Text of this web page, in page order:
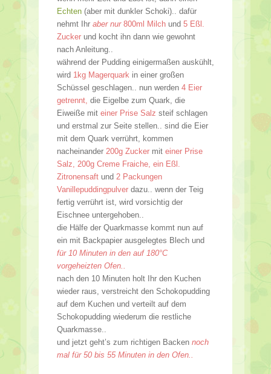
Echten (aber mit dunkler Schoki).. dafür
nehmt Ihr aber nur 800ml Milch und 5 Eßl.
Zucker und kocht ihn dann wie gewohnt
nach Anleitung..
während der Pudding einigermaßen auskühlt,
wird 1kg Magerquark in einer großen
Schüssel geschlagen.. nun werden 4 Eier
getrennt, die Eigelbe zum Quark, die
Eiweiße mit einer Prise Salz steif schlagen
und erstmal zur Seite stellen.. sind die Eier
mit dem Quark verrührt, kommen
nacheinander 200g Zucker mit einer Prise
Salz, 200g Creme Fraiche, ein Eßl.
Zitronensaft und 2 Packungen
Vanillepuddingpulver dazu.. wenn der Teig
fertig verrührt ist, wird vorsichtig der
Eischnee untergehoben..
die Hälfe der Quarkmasse kommt nun auf
ein mit Backpapier ausgelegtes Blech und
für 10 Minuten in den auf 180°C
vorgeheizten Ofen..
nach den 10 Minuten holt Ihr den Kuchen
wieder raus, verstreicht den Schokopudding
auf dem Kuchen und verteilt auf dem
Schokopudding wiederum die restliche
Quarkmasse..
und jetzt geht’s zum richtigen Backen noch
mal für 50 bis 55 Minuten in den Ofen..